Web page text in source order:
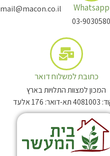
Whatsapp
03-9030580
mail@macon.co.il
כתובת למשלוח דואר
המכון למצוות התלויות בארץ
176 אלעד